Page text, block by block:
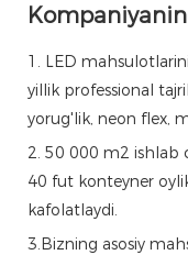
1. LED
yillik professional
yorug'lik, neon flex,
2. 50 000 m2 ishlab
40 fut konteyner
kafolatlaydi.
3.Bizning asosiy